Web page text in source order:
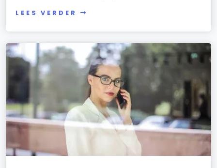
LEES VERDER